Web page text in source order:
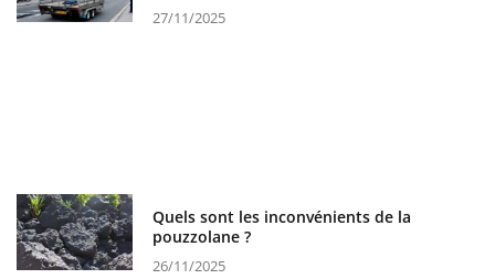
27/11/2025
Quels sont les inconvénients de la
pouzzolane ?
26/11/2025